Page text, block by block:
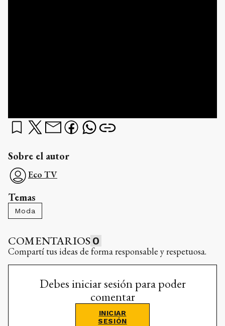
Sobre el autor
Eco TV
Temas
Moda
COMENTARIOS 0
Compartí tus ideas de forma responsable y respetuosa.
Debes iniciar sesión para poder
comentar
INICIAR
SESIÓN